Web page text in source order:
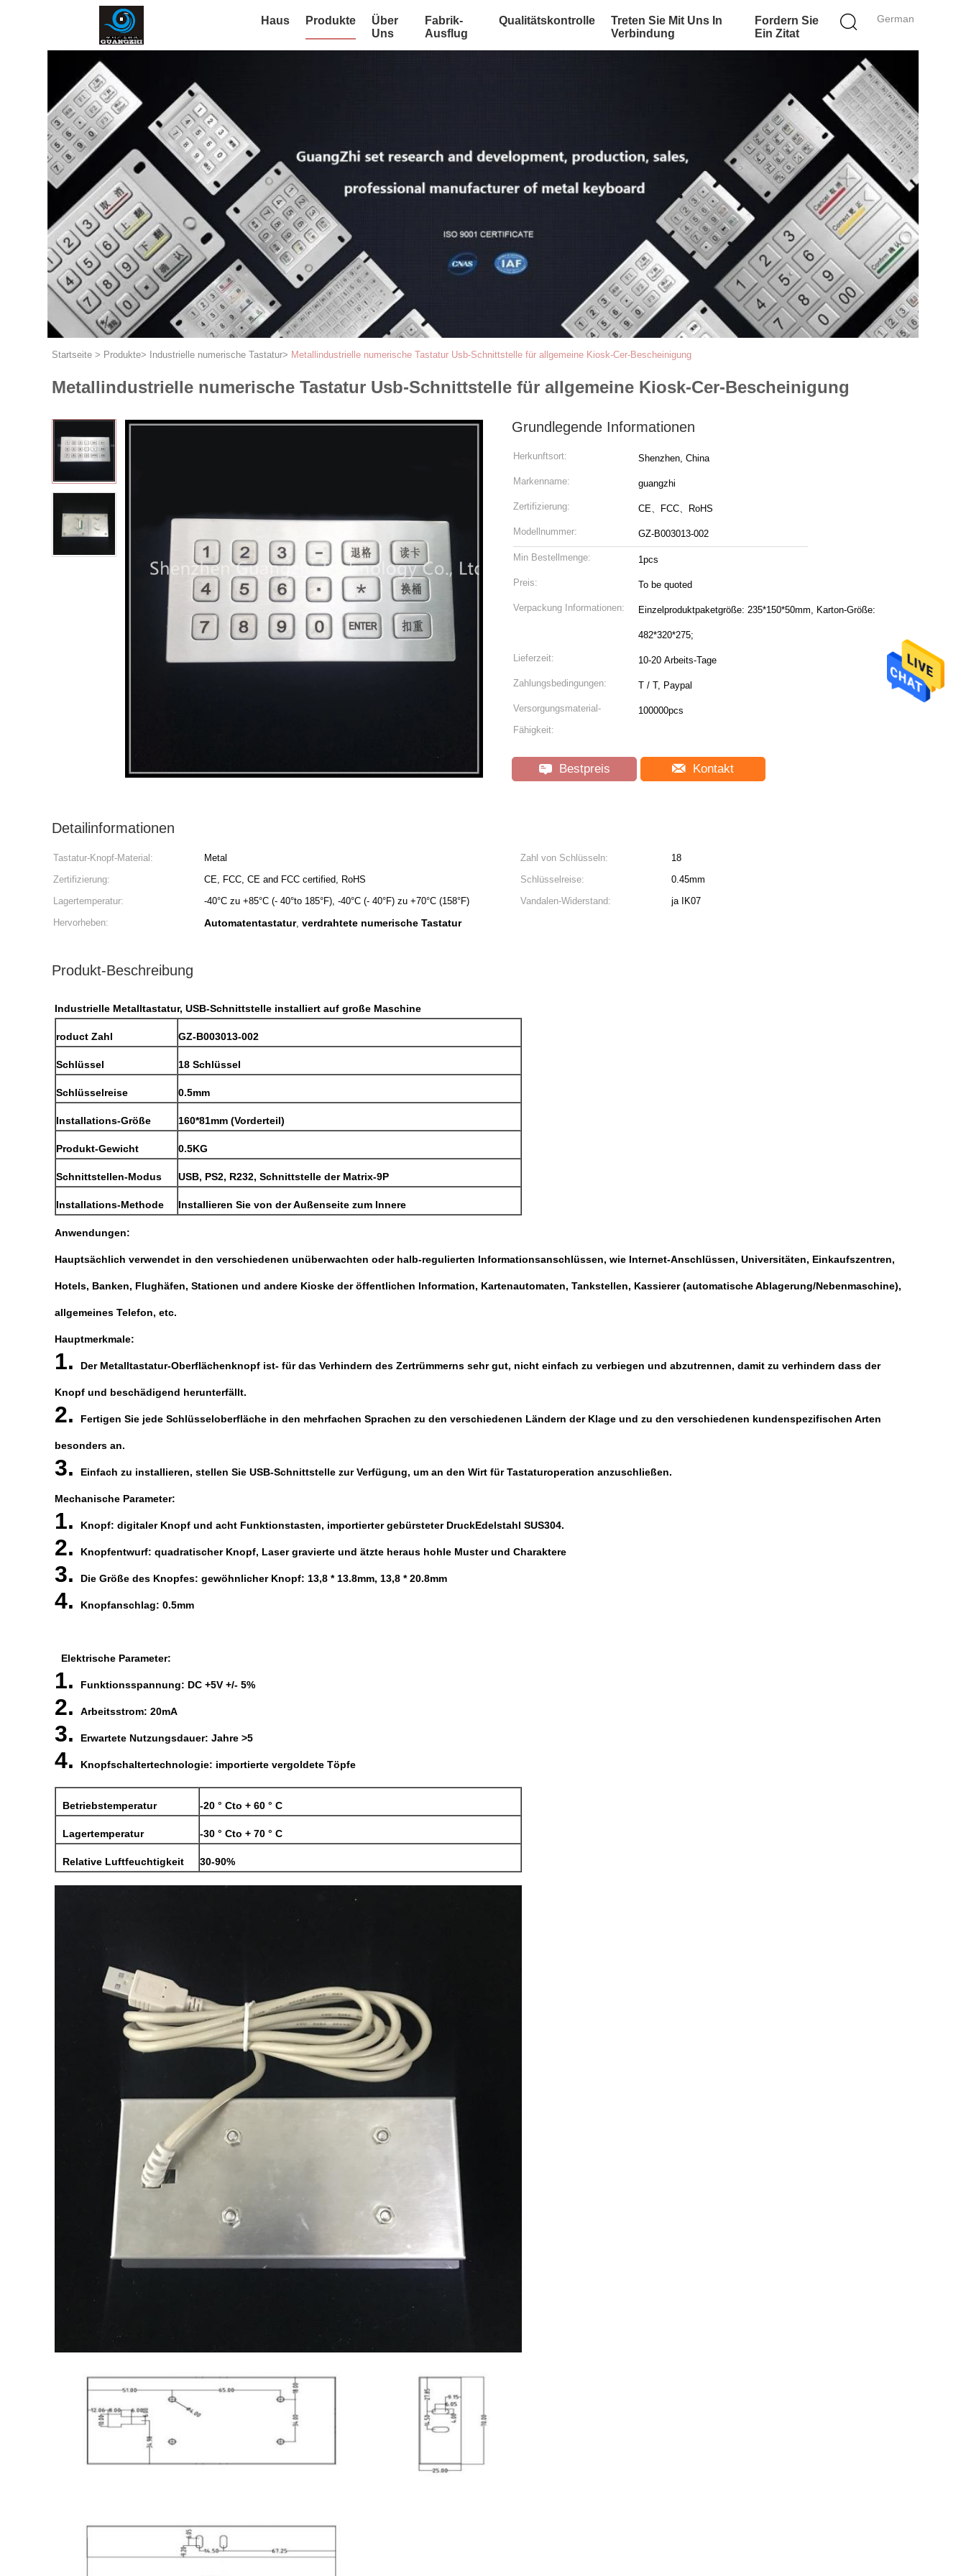
German
Haus Produkte
Über
Uns
Fabrik-
Ausflug
Qualitätskontrolle
Treten Sie Mit Uns In
Verbindung
Fordern Sie
Ein Zitat
Startseite > Produkte> Industrielle numerische Tastatur> Metallindustrielle numerische Tastatur Usb-Schnittstelle für allgemeine Kiosk-Cer-Bescheinigung
Metallindustrielle numerische Tastatur Usb-Schnittstelle für allgemeine Kiosk-Cer-Bescheinigung
Grundlegende Informationen
Herkunftsort: Shenzhen, China
Markenname: guangzhi
Zertifizierung: CE、FCC、RoHS
Modellnummer: GZ-B003013-002
Min Bestellmenge: 1pcs
Preis: To be quoted
Verpackung Informationen: Einzelproduktpaketgröße: 235*150*50mm, Karton-Größe:
482*320*275;
Lieferzeit: 10-20 Arbeits-Tage
Zahlungsbedingungen: T / T, Paypal
Versorgungsmaterial-
Fähigkeit:
100000pcs
Bestpreis Kontakt
Detailinformationen
Tastatur-Knopf-Material: Metal Zahl von Schlüsseln:
18
Zertifizierung:
CE, FCC, CE and FCC certified, RoHS Schlüsselreise:
0.45mm
Lagertemperatur:
-40°C zu +85°C (- 40°to 185°F), -40°C (- 40°F) zu +70°C (158°F) Vandalen-Widerstand:
ja IK07
Hervorheben:
Automatentastatur, verdrahtete numerische Tastatur
Produkt-Beschreibung
Industrielle Metalltastatur, USB-Schnittstelle installiert auf große Maschine
roduct Zahl GZ-B003013-002
Schlüssel 18 Schlüssel
Schlüsselreise 0.5mm
Installations-Größe 160*81mm (Vorderteil)
Produkt-Gewicht 0.5KG
Schnittstellen-Modus USB, PS2, R232, Schnittstelle der Matrix-9P
Installations-Methode Installieren Sie von der Außenseite zum Innere
Anwendungen:
Hauptsächlich verwendet in den verschiedenen unüberwachten oder halb-regulierten Informationsanschlüssen, wie Internet-Anschlüssen, Universitäten, Einkaufszentren,
Hotels, Banken, Flughäfen, Stationen und andere Kioske der öffentlichen Information, Kartenautomaten, Tankstellen, Kassierer (automatische Ablagerung/Nebenmaschine),
allgemeines Telefon, etc.
Hauptmerkmale:
1. Der Metalltastatur-Oberflächenknopf ist- für das Verhindern des Zertrümmerns sehr gut, nicht einfach zu verbiegen und abzutrennen, damit zu verhindern dass der
Knopf und beschädigend herunterfällt.
2. Fertigen Sie jede Schlüsseloberfläche in den mehrfachen Sprachen zu den verschiedenen Ländern der Klage und zu den verschiedenen kundenspezifischen Arten
besonders an.
3. Einfach zu installieren, stellen Sie USB-Schnittstelle zur Verfügung, um an den Wirt für Tastaturoperation anzuschließen.
Mechanische Parameter:
1. Knopf: digitaler Knopf und acht Funktionstasten, importierter gebürsteter DruckEdelstahl SUS304.
2. Knopfentwurf: quadratischer Knopf, Laser gravierte und ätzte heraus hohle Muster und Charaktere
3. Die Größe des Knopfes: gewöhnlicher Knopf: 13,8 * 13.8mm, 13,8 * 20.8mm
4. Knopfanschlag: 0.5mm
Elektrische Parameter:
1. Funktionsspannung: DC +5V +/- 5%
2. Arbeitsstrom: 20mA
3. Erwartete Nutzungsdauer: Jahre >5
4. Knopfschaltertechnologie: importierte vergoldete Töpfe
Betriebstemperatur -20 ° Cto + 60 ° C
Lagertemperatur -30 ° Cto + 70 ° C
Relative Luftfeuchtigkeit 30-90%